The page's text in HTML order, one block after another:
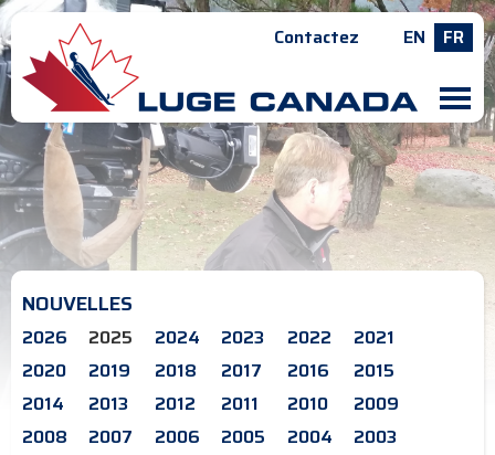
Contactez EN FR
M
NOUVELLES
2026 2025 2024 2023 2022
2021
2020
2019 2018 2017 2016
2015
2014
2013 2012 2011 2010
2009
2008
2007 2006 2005 2004
2003